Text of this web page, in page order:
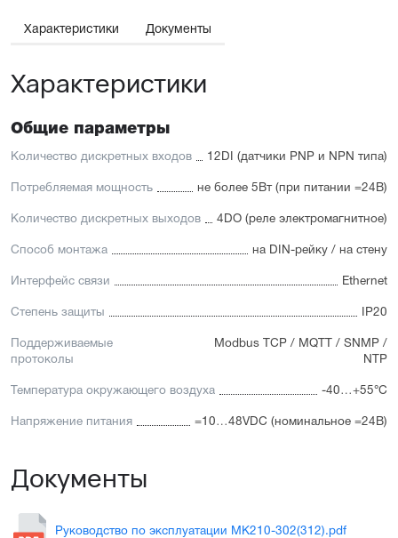
Характеристики Документы
Характеристики
Общие параметры
Количество дискретных входов 12DI (датчики PNP и NPN типа)
Потребляемая мощность не более 5Вт (при питании =24В)
Количество дискретных выходов 4DO (реле электромагнитное)
Способ монтажа на DIN-рейку / на стену
Интерфейс связи Ethernet
Степень защиты IP20
Поддерживаемые
протоколы
Modbus TCP / MQTT / SNMP /
NTP
Температура окружающего воздуха -40…+55°С
Напряжение питания =10…48VDC (номинальное =24В)
Документы
Руководство по эксплуатации МК210-302(312).pdf